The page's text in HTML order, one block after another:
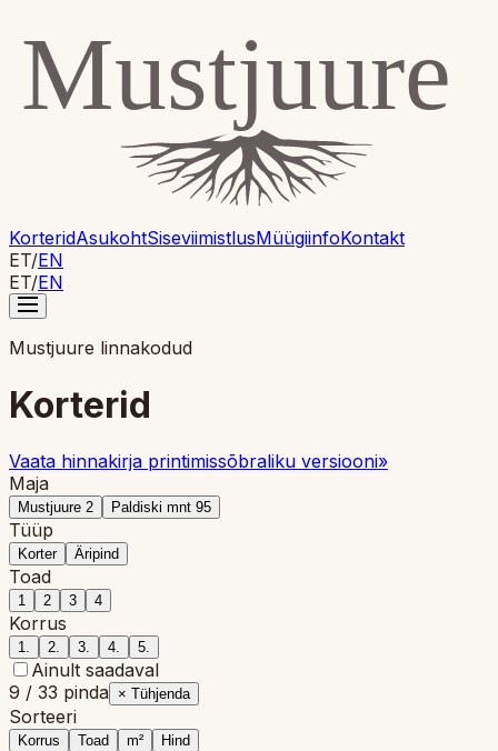
KorteridAsukohtSiseviimistlusMüügiinfoKontakt
ET/EN
ET/EN
Mustjuure linnakodud
Korterid
Vaata hinnakirja printimissõbraliku versiooni»
Maja
Mustjuure 2 Paldiski mnt 95
Tüüp
Korter Äripind
Toad
1 2 3 4
Korrus
1. 2. 3. 4. 5.
Ainult saadaval
9 / 33 pinda × Tühjenda
Sorteeri
Korrus Toad m² Hind